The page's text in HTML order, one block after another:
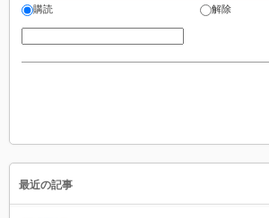
購読
解除
最近の記事